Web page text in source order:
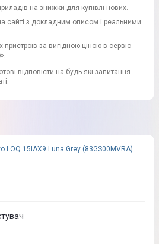
на знижки для купівлі нових.
сайті з докладним описом і реальними
пристроїв за вигідною ціною в сервіс-
відповісти на будь-які запитання
LOQ 15IAX9 Luna Grey (83GS00MVRA)